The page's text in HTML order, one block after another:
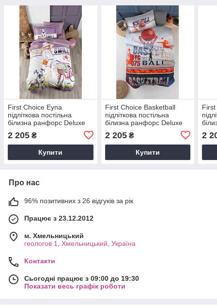
First Сhoice Eyna
підліткова постільна
білизна ранфорс Deluxe
2 205 ₴
Купити
First Сhoice Basketball
підліткова постільна
білизна ранфорс Deluxe
2 205₴
Купити
2
Про нас
96% позитивних з 26 відгуків за рік
Працює з 23.12.2012
м. Хмельницький
геологов 1, Хмельницький, Україна
Контакти
Сьогодні працює з 09:00 до 19:30
Показати весь графік роботи